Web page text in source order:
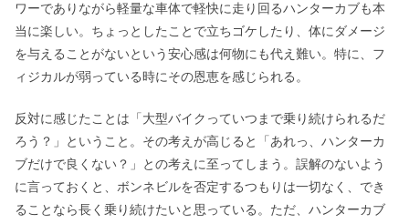
ワーでありながら軽量な車体で軽快に走り回るハンターカブも本
当に楽しい。ちょっとしたことで立ちゴケしたり、体にダメージ
を与えることがないという安心感は何物にも代え難い。特に、フ
ィジカルが弱っている時にその恩恵を感じられる。
反対に感じたことは「大型バイクっていつまで乗り続けられるだ
ろう？」ということ。その考えが高じると「あれっ、ハンターカ
ブだけで良くない？」との考えに至ってしまう。誤解のないよう
に言っておくと、ボンネビルを否定するつもりは一切なく、でき
ることなら長く乗り続けたいと思っている。ただ、ハンターカブ